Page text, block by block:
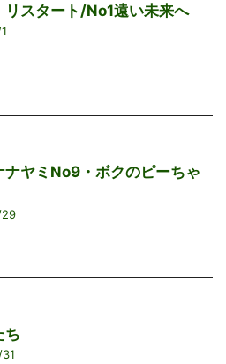
リスタート/No1遠い未来へ
ナヤミNo9・ボクのピーちゃ
ち